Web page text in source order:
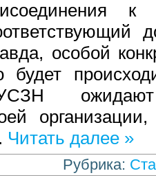
к
особой
будет
ожидают
Читать далее »
Рубрика: